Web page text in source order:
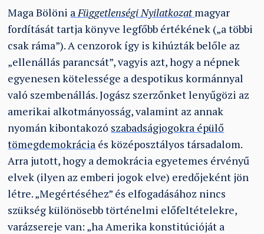
Maga Bölöni aFüggetlenségi Nyilatkozatmagyar
fordítását tartja könyve legfőbb értékének („a többi
csak ráma”). A cenzorok így is kihúzták belőle az
„ellenállás parancsát”, vagyis azt, hogy a népnek
egyenesen kötelessége a despotikus kormánnyal
való szembenállás. Jogász szerzőnket lenyűgözi az
amerikai alkotmányosság, valamint az annak
nyomán kibontakozó szabadságjogokra épülő
tömegdemokrácia és középosztályos társadalom.
Arra jutott, hogy a demokrácia egyetemes érvényű
elvek (ilyen az emberi jogok elve) eredőjeként jön
létre. „Megértéséhez” és elfogadásához nincs
szükség különösebb történelmi előfeltételekre,
varázsereje van: „ha Amerika konstitúcióját a